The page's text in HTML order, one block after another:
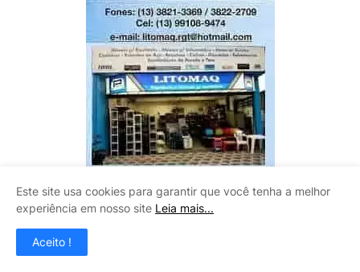
CLAUDINEY VIDROS
Este site usa cookies para garantir que você tenha a melhor
experiência em nosso site Leia mais...
Aceito !